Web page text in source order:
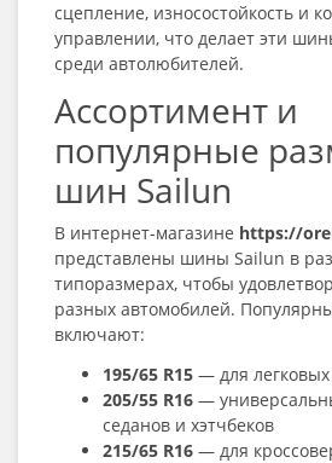
сцепление, износостойкость и
управлении, что делает эти
среди автолюбителей.
Ассортимент и
популярные
шин Sailun
В интернет-магазине https://
представлены шины Sailun в
типоразмерах, чтобы
разных автомобилей.
включают:
195/65 R15 — для
205/55 R16 —
седанов и хэтчбеков
215/65 R16 — для